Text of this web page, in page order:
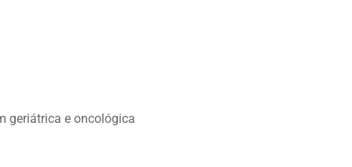
geriátrica e oncológica